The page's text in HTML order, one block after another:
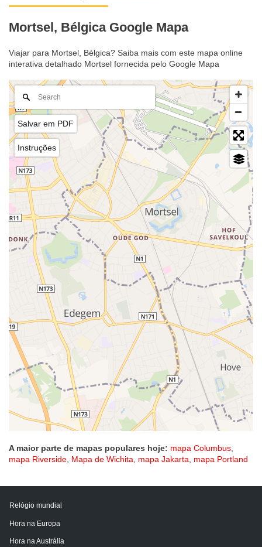
Mortsel, Bélgica Google Mapa
Viajar para Mortsel, Bélgica? Saiba mais com este mapa online
interativa detalhado Mortsel fornecida pelo Google Mapa
Salvar em PDF
Instruções
A maior parte de mapas populares hoje: mapa Columbus,
mapa Riverside, Mapa de Wichita, mapa Jakarta, mapa Portland
Relógio mundial
Hora na Europa
Hora na Austrália